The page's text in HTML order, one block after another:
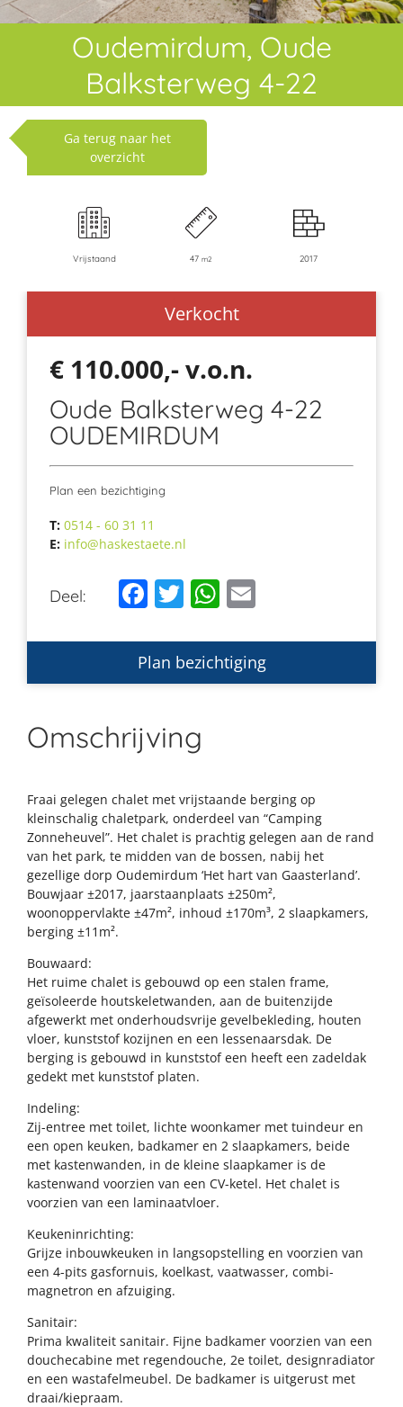
Oudemirdum, Oude
Balksterweg 4-22
Ga terug naar het
overzicht
Vrijstaand 47m2 2017
Verkocht
€ 110.000,- v.o.n.
Oude Balksterweg 4-22
OUDEMIRDUM
Plan een bezichtiging
T: 0514 - 60 31 11
E: info@haskestaete.nl
Deel: Facebook
TwitterWhatsApp
Email
Plan bezichtiging
Omschrijving
Fraai gelegen chalet met vrijstaande berging op
kleinschalig chaletpark, onderdeel van “Camping
Zonneheuvel”. Het chalet is prachtig gelegen aan de rand
van het park, te midden van de bossen, nabij het
gezellige dorp Oudemirdum ‘Het hart van Gaasterland’.
Bouwjaar ±2017, jaarstaanplaats ±250m²,
woonoppervlakte ±47m², inhoud ±170m³, 2 slaapkamers,
berging ±11m².
Bouwaard:
Het ruime chalet is gebouwd op een stalen frame,
geïsoleerde houtskeletwanden, aan de buitenzijde
afgewerkt met onderhoudsvrije gevelbekleding, houten
vloer, kunststof kozijnen en een lessenaarsdak. De
berging is gebouwd in kunststof een heeft een zadeldak
gedekt met kunststof platen.
Indeling:
Zij-entree met toilet, lichte woonkamer met tuindeur en
een open keuken, badkamer en 2 slaapkamers, beide
met kastenwanden, in de kleine slaapkamer is de
kastenwand voorzien van een CV-ketel. Het chalet is
voorzien van een laminaatvloer.
Keukeninrichting:
Grijze inbouwkeuken in langsopstelling en voorzien van
een 4-pits gasfornuis, koelkast, vaatwasser, combi-
magnetron en afzuiging.
Sanitair:
Prima kwaliteit sanitair. Fijne badkamer voorzien van een
douchecabine met regendouche, 2e toilet, designradiator
en een wastafelmeubel. De badkamer is uitgerust met
draai/kiepraam.